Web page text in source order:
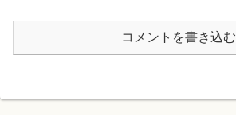
コメントを書き込む